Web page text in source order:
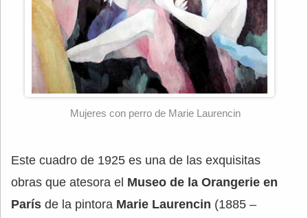
Mujeres con perro de Marie Laurencin
Este cuadro de 1925 es una de las exquisitas
obras que atesora el Museo de la Orangerie en
París de la pintora Marie Laurencin (1885 –